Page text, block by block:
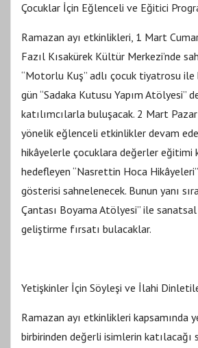
Çocuklar İçin Eğlenceli ve Eğitici
Ramazan ayı etkinlikleri, 1 Mart
Fazıl Kısakürek Kültür Merkezi’nde
“Motorlu Kuş” adlı çocuk tiyatrosu ile
gün “Sadaka Kutusu Yapım Atölyesi”
katılımcılarla buluşacak. 2 Mart
yönelik eğlenceli etkinlikler devam
hikâyelerle çocuklara değerler eğitimi
hedefleyen “Nasrettin Hoca
gösterisi sahnelenecek. Bunun yanı
Çantası Boyama Atölyesi” ile
geliştirme fırsatı bulacaklar.
Yetişkinler İçin Söyleşi ve İlahi
Ramazan ayı etkinlikleri kapsamında
birbirinden değerli isimlerin katılacağı